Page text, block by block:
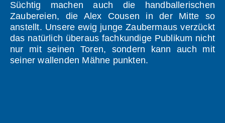
Süchtig machen auch die handballerischen
Zaubereien, die Alex Cousen in der Mitte so
anstellt. Unsere ewig junge Zaubermaus verzückt
das natürlich überaus fachkundige Publikum nicht
nur mit seinen Toren, sondern kann auch mit
seiner wallenden Mähne punkten.